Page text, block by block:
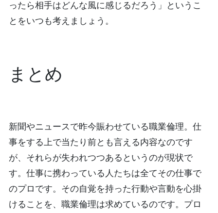
ったら相手はどんな風に感じるだろう」というこ
とをいつも考えましょう。
まとめ
新聞やニュースで昨今賑わせている職業倫理。仕
事をする上で当たり前とも言える内容なのです
が、それらが失われつつあるというのが現状で
す。仕事に携わっている人たちは全てその仕事で
のプロです。その自覚を持った行動や言動を心掛
けることを、職業倫理は求めているのです。プロ